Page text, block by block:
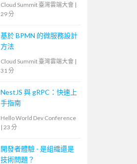
Cloud Summit 臺灣雲端大會 |
29 分
基於 BPMN 的微服務設計
方法
Cloud Summit 臺灣雲端大會 |
31 分
NestJS 與 gRPC：快速上
手指南
Hello World Dev Conference
| 23 分
開發者體驗 - 是組織還是
技術問題？